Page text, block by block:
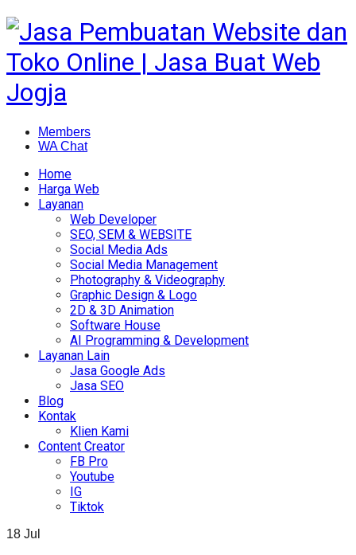
Members
WA Chat
Home
Harga Web
Layanan
Web Developer
SEO, SEM & WEBSITE
Social Media Ads
Social Media Management
Photography & Videography
Graphic Design & Logo
2D & 3D Animation
Software House
AI Programming & Development
Layanan Lain
Jasa Google Ads
Jasa SEO
Blog
Kontak
Klien Kami
Content Creator
FB Pro
Youtube
IG
Tiktok
18 Jul